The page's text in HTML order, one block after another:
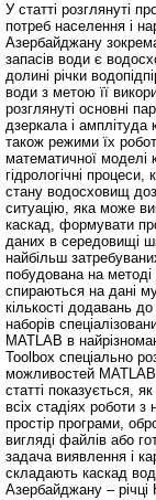
У статті розглянуті
потреб населення і
Азербайджану
запасів води є
долині річки
води з метою її
розглянуті основні
дзеркала і амплітуда
також режими їх
математичної моделі
гідрологічні
стану водосховищ
ситуацію, яка може
каскад, формувати
даних в середовищі
найбільш
побудована на
спираються на дані
кількості додавань
наборів
MATLAB в
Toolbox спеціально
можливостей
статті показується,
всіх стадіях роботи
простір програми,
вигляді файлів або
задача виявлення і
складають каскад
Азербайджану – річці